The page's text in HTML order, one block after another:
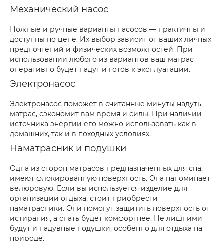
Механический насос
Ножные и ручные варианты насосов — практичны и
доступны по цене. Их выбор зависит от ваших личных
предпочтений и физических возможностей. При
использовании любого из вариантов ваш матрас
оперативно будет надут и готов к эксплуатации.
Электронасос
Электронасос поможет в считанные минуты надуть
матрас, сэкономит вам время и силы. При наличии
источника энергии его можно использовать как в
домашних, так и в походных условиях.
Наматрасник и подушки
Одна из сторон матрасов предназначенных для сна,
имеют флокированную поверхность. Она напоминает
велюровую. Если вы используется изделие для
организации отдыха, стоит приобрести
наматрасники. Они помогут защитить поверхность от
истирания, а спать будет комфортнее. Не лишними
будут и надувные подушки, особенно для отдыха на
природе.